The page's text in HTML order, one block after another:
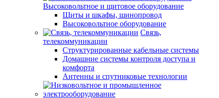
Высоковольтное и щитовое оборудование
Щиты и шкафы, шинопровод
Высоковольтное оборудование
Связь,
телекоммуникации
Структурированные кабельные системы
Домашние системы контроля доступа и
комфорта
Антенны и спутниковые технологии